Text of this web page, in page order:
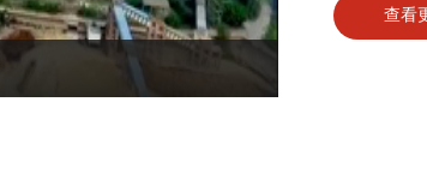
查看